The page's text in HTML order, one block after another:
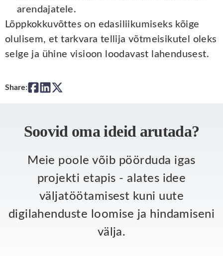
arendajatele.
Lõppkokkuvõttes on edasiliikumiseks kõige
olulisem, et tarkvara tellija võtmeisikutel oleks
selge ja ühine visioon loodavast lahendusest.
Share:
Soovid oma ideid arutada?
Meie poole võib pöörduda igas
projekti etapis - alates idee
väljatöötamisest kuni uute
digilahenduste loomise ja hindamiseni
välja.